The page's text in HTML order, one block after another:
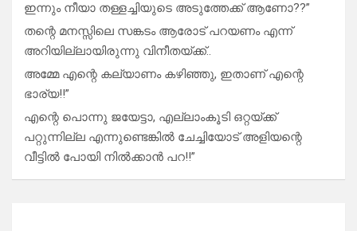
ഇന്നും നീയാ തള്ളച്ചിയുടെ അടുത്തേക്ക് ആണോ??”
തന്റെ മനസ്സിലെ സങ്കടം ആരോട് പറയണം എന്ന്
അറിയില്ലായിരുന്നു വിനീതയ്ക്ക്..
അമ്മേ എന്റെ കല്യാണം കഴിഞ്ഞു, ഇതാണ് എന്റെ
ഭാര്യ!!”
എന്റെ പൊന്നു ജയേട്ടാ, എല്ലാംകൂടി ഒറ്റയ്ക്ക്
പറ്റുന്നില്ല എന്നുണ്ടെങ്കിൽ ചേച്ചിയോട് അളിയന്റെ
വീട്ടിൽ പോയി നിൽക്കാൻ പറ!!”